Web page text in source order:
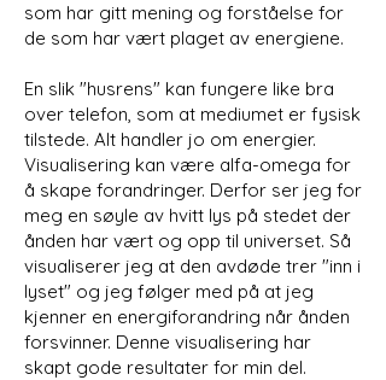
som har gitt mening og forståelse for
de som har vært plaget av energiene.
En slik "husrens" kan fungere like bra
over telefon, som at mediumet er fysisk
tilstede. Alt handler jo om energier.
Visualisering kan være alfa-omega for
å skape forandringer. Derfor ser jeg for
meg en søyle av hvitt lys på stedet der
ånden har vært og opp til universet. Så
visualiserer jeg at den avdøde trer "inn i
lyset" og jeg følger med på at jeg
kjenner en energiforandring når ånden
forsvinner. Denne visualisering har
skapt gode resultater for min del.